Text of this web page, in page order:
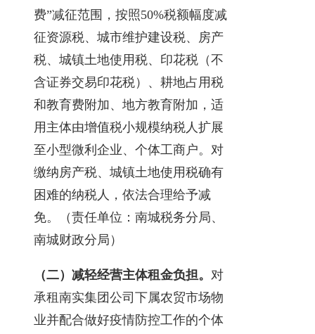
费”减征范围，按照50%税额幅度减
征资源税、城市维护建设税、房产
税、城镇土地使用税、印花税（不
含证券交易印花税）、耕地占用税
和教育费附加、地方教育附加，适
用主体由增值税小规模纳税人扩展
至小型微利企业、个体工商户。对
缴纳房产税、城镇土地使用税确有
困难的纳税人，依法合理给予减
免。（责任单位：南城税务分局、
南城财政分局）
（二）减轻经营主体租金负担。 对
承租南实集团公司下属农贸市场物
业并配合做好疫情防控工作的个体